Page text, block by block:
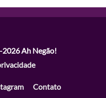
2026Ah Negão!
Contato